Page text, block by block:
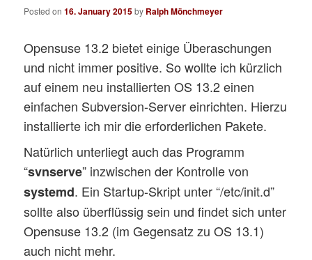
Posted on16. January 2015by Ralph Mönchmeyer
Opensuse 13.2 bietet einige Überaschungen
und nicht immer positive. So wollte ich kürzlich
auf einem neu installierten OS 13.2 einen
einfachen Subversion-Server einrichten. Hierzu
installierte ich mir die erforderlichen Pakete.
Natürlich unterliegt auch das Programm
“svnserve” inzwischen der Kontrolle von
systemd. Ein Startup-Skript unter “/etc/init.d”
sollte also überflüssig sein und findet sich unter
Opensuse 13.2 (im Gegensatz zu OS 13.1)
auch nicht mehr.